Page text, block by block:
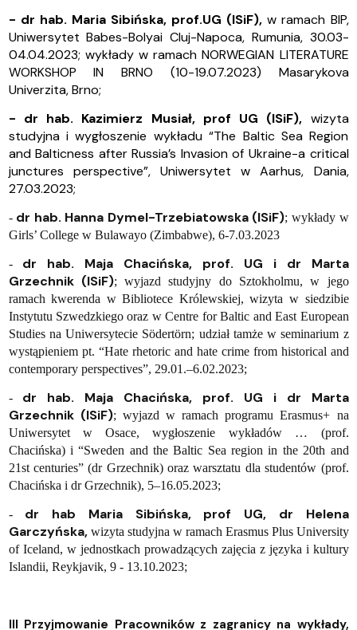
- dr hab. Maria Sibińska, prof.UG (ISiF), w ramach BIP,
Uniwersytet Babes-Bolyai Cluj-Napoca, Rumunia, 30.03-
04.04.2023; wykłady w ramach NORWEGIAN LITERATURE
WORKSHOP IN BRNO (10-19.07.2023) Masarykova
Univerzita, Brno;
- dr hab. Kazimierz Musiał, prof UG (ISiF), wizyta
studyjna i wygłoszenie wykładu “The Baltic Sea Region
and Balticness after Russia’s Invasion of Ukraine-a critical
junctures perspective”, Uniwersytet w Aarhus, Dania,
27.03.2023;
- dr hab. Hanna Dymel-Trzebiatowska (ISiF); wykłady w
Girls’ College w Bulawayo (Zimbabwe), 6-7.03.2023
- dr hab. Maja Chacińska, prof. UG i dr Marta
Grzechnik (ISiF); wyjazd studyjny do Sztokholmu, w jego
ramach kwerenda w Bibliotece Królewskiej, wizyta w siedzibie
Instytutu Szwedzkiego oraz w Centre for Baltic and East European
Studies na Uniwersytecie Södertörn; udział tamże w seminarium z
wystąpieniem pt. “Hate rhetoric and hate crime from historical and
contemporary perspectives”, 29.01.–6.02.2023;
- dr hab. Maja Chacińska, prof. UG i dr Marta
Grzechnik (ISiF); wyjazd w ramach programu Erasmus+ na
Uniwersytet w Osace, wygłoszenie wykładów … (prof.
Chacińska) i “Sweden and the Baltic Sea region in the 20th and
21st centuries” (dr Grzechnik) oraz warsztatu dla studentów (prof.
Chacińska i dr Grzechnik), 5–16.05.2023;
-dr hab Maria Sibińska, prof UG, dr Helena
Garczyńska, wizyta studyjna w ramach Erasmus Plus University
of Iceland, w jednostkach prowadzących zajęcia z języka i kultury
Islandii, Reykjavik, 9 - 13.10.2023;
III Przyjmowanie Pracowników z zagranicy na wykłady,